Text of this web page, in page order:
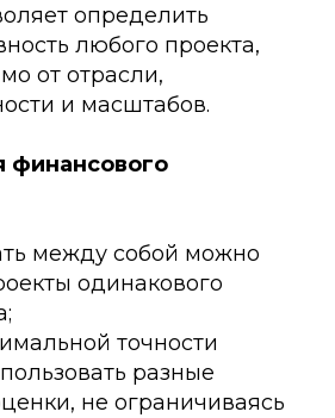
определить
любого проекта,
от отрасли,
и масштабов.
финансового
между собой можно
одинакового
точности
разные
не ограничиваясь